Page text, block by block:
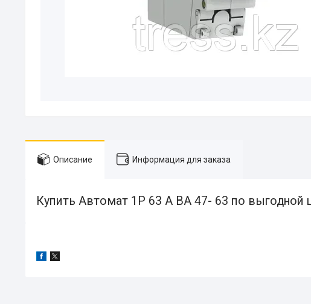
Описание Информация для заказа
Купить Автомат 1Р 63 А ВА 47- 63 по выгодной